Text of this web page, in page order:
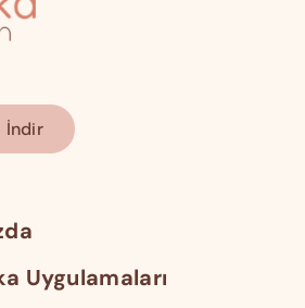
İndir
Uygulamaları